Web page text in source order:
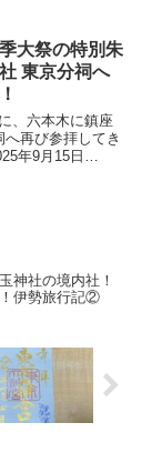
っておりまし
大祭の特別朱
東京分祠へ
、六本木に鎮座
再び参拝してき
年9月15日
神社の境内社！
伊勢旅行記②